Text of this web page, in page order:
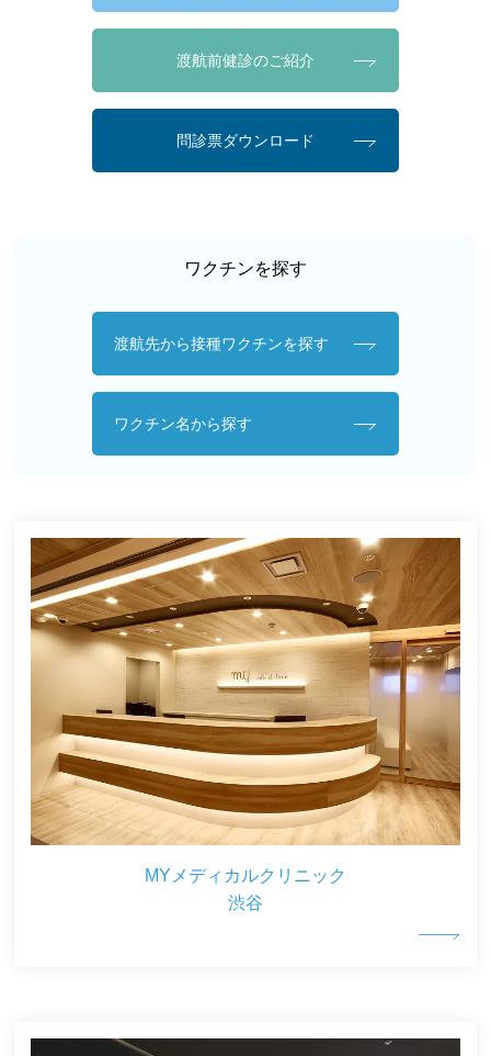
渡航前健診のご紹介
問診票ダウンロード
ワクチンを探す
渡航先から接種ワクチンを探す
ワクチン名から探す
MYメディカルクリニック
渋谷